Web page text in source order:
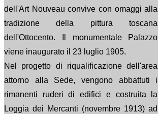
dell'Art Nouveau convive con omaggi alla
tradizione della pittura toscana
dell'Ottocento. Il monumentale Palazzo
viene inaugurato il 23 luglio 1905.
Nel progetto di riqualificazione dell'area
attorno alla Sede, vengono abbattuti i
rimanenti ruderi di edifici e costruita la
Loggia dei Mercanti (novembre 1913) ad